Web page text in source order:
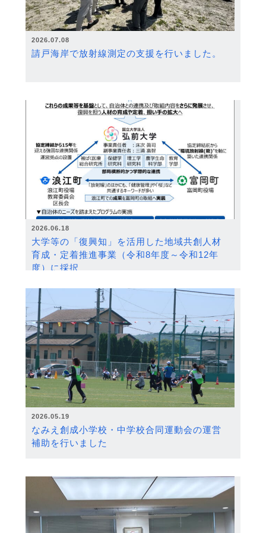
2026.07.08
請戸海岸で放射線測定の支援を行いました。
2026.06.18
大学等の「復興知」を活用した地域共創人材
育成・定着推進事業（令和8年度～令和12年
度）に採択
2026.05.19
なみえ創成小学校・中学校合同運動会の運営
補助を行いました